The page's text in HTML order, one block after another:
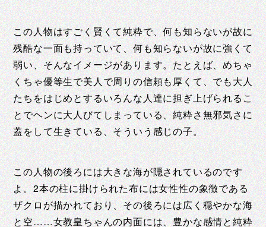
この人物はすごく賢くて純粋で、何も知らないが故に
残酷な一面も持っていて、何も知らないが故に強くて
弱い、そんなイメージがあります。たとえば、めちゃ
くちゃ優等生で美人で周りの信頼も厚くて、でも大人
たちをはじめとするいろんな人達に担ぎ上げられるこ
とでヘンに大人びてしまっている、純粋さ無邪気さに
蓋をして生きている、そういう感じの子。
この人物の後ろには大きな海が隠されているのです
よ。2本の柱に掛けられた布には女性性の象徴である
ザクロが描かれており、その後ろには広く穏やかな海
と空……女教皇ちゃんの内面には、豊かな感情と純粋